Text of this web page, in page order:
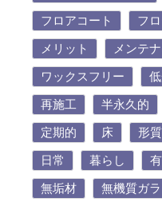
フロアコート フ
メリット メンテ
ワックスフリー
再施工 半永久的
定期的 床 形
日常 暮らし
無垢材 無機質ガ